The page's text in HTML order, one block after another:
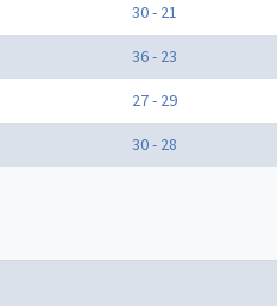
30 - 21
36 - 23
27 - 29
30 - 28